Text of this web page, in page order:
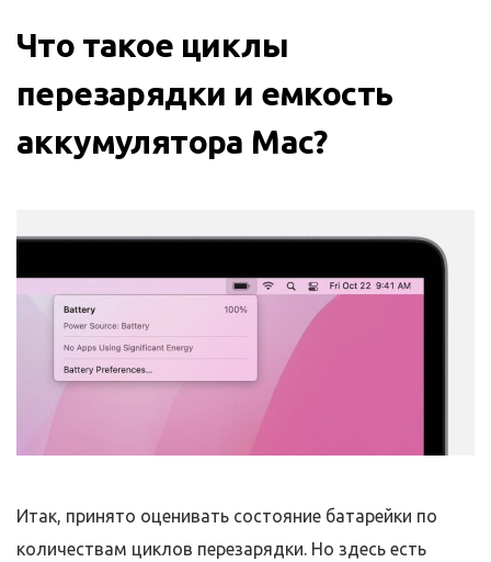
Что такое циклы
перезарядки и емкость
аккумулятора Mac?
Итак, принято оценивать состояние батарейки по
количествам циклов перезарядки. Но здесь есть